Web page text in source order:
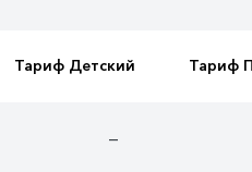
Тариф Детский Тариф
—